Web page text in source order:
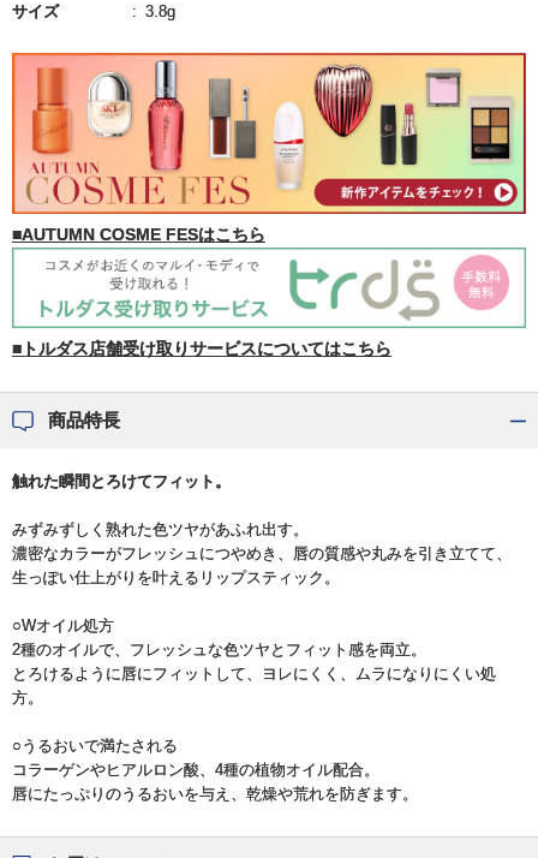
サイズ
3.8g
■AUTUMN COSME FESはこちら
■トルダス店舗受け取りサービスについてはこちら
商品特長
触れた瞬間とろけてフィット。
みずみずしく熟れた色ツヤがあふれ出す。
濃密なカラーがフレッシュにつやめき、唇の質感や丸みを引き立てて、
生っぽい仕上がりを叶えるリップスティック。
○Wオイル処方
2種のオイルで、フレッシュな色ツヤとフィット感を両立。
とろけるように唇にフィットして、ヨレにくく、ムラになりにくい処
方。
○うるおいで満たされる
コラーゲンやヒアルロン酸、4種の植物オイル配合。
唇にたっぷりのうるおいを与え、乾燥や荒れを防ぎます。